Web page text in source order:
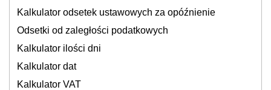
Kalkulator odsetek ustawowych za opóźnienie
Odsetki od zaległości podatkowych
Kalkulator ilości dni
Kalkulator dat
Kalkulator VAT